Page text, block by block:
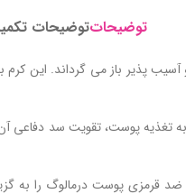
توضیحاتتوضیحات
باز می‌ گرداند. این کرم
به تغذیه پوست، تقویت سد
قرمزی پوست درمالوگ را به